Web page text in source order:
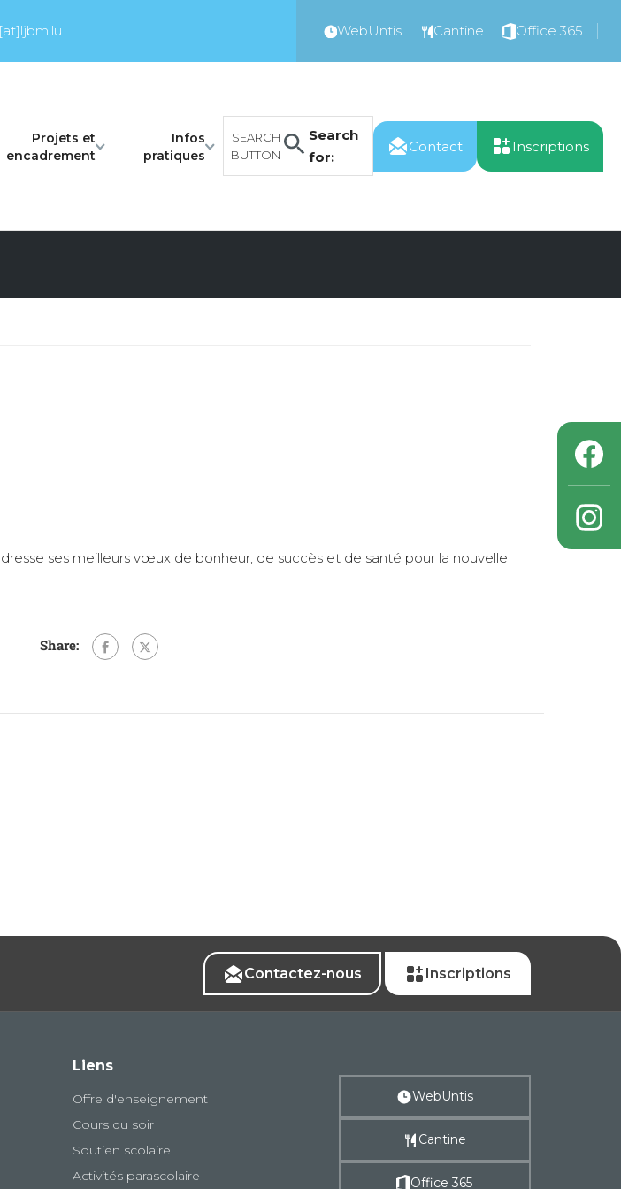
WebUntis Cantine Office 365
Projets et
encadrement
Infos
pratiques
Search
for:
SEARCH
BUTTON
Contact Inscriptions
ses meilleurs vœux de bonheur, de succès et de santé pour la nouvelle
Share:
Contactez-nous Inscriptions
Liens
Offre d'enseignement
Cours du soir
Soutien scolaire
Activités parascolaire
WebUntis
Cantine
Office 365